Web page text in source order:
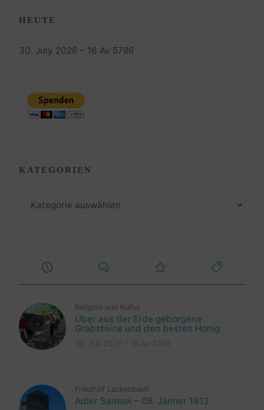
HEUTE
30. July 2026 – 16 Av 5786
KATEGORIEN
Religion und Kultur
Über aus der Erde geborgene
Grabsteine und den besten Honig
Friedhof Lackenbach
Adler Samuel – 08. Jänner 1913